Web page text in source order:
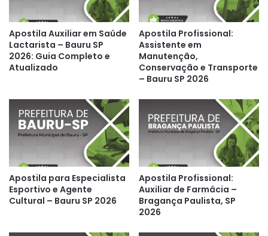
Apostila Auxiliar em Saúde
Lactarista – Bauru SP
2026: Guia Completo e
Atualizado
Apostila Profissional:
Assistente em
Manutenção,
Conservação e Transporte
– Bauru SP 2026
Apostila para Especialista
Esportivo e Agente
Cultural – Bauru SP 2026
Apostila Profissional:
Auxiliar de Farmácia –
Bragança Paulista, SP
2026